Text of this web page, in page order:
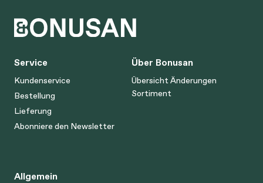
Service
Kundenservice
Bestellung
Lieferung
Abonniere den Newsletter
Über Bonusan
Übersicht Änderungen
Sortiment
Allgemein